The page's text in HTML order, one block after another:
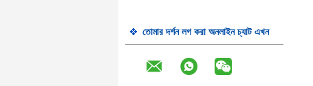
তোমার দর্শন লগ করা অনলাইন চ্যাট এখন